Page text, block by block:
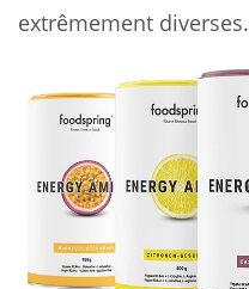
extrêmement diverses.